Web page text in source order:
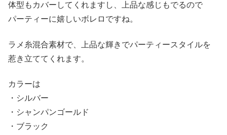
体型もカバーしてくれますし、上品な感じもでるので
パーティーに嬉しいボレロですね。
ラメ糸混合素材で、上品な輝きでパーティースタイルを
惹き立ててくれます。
カラーは
・シルバー
・シャンパンゴールド
・ブラック